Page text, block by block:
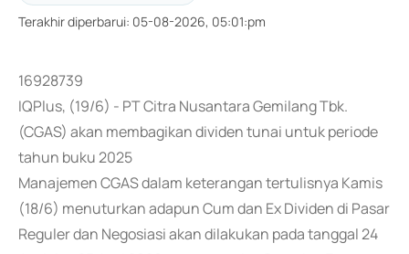
Terakhir diperbarui: 05-08-2026, 05:01:pm
16928739
IQPlus, (19/6) - PT Citra Nusantara Gemilang Tbk.
(CGAS) akan membagikan dividen tunai untuk periode
tahun buku 2025
Manajemen CGAS dalam keterangan tertulisnya Kamis
(18/6) menuturkan adapun Cum dan Ex Dividen di Pasar
Reguler dan Negosiasi akan dilakukan pada tanggal 24